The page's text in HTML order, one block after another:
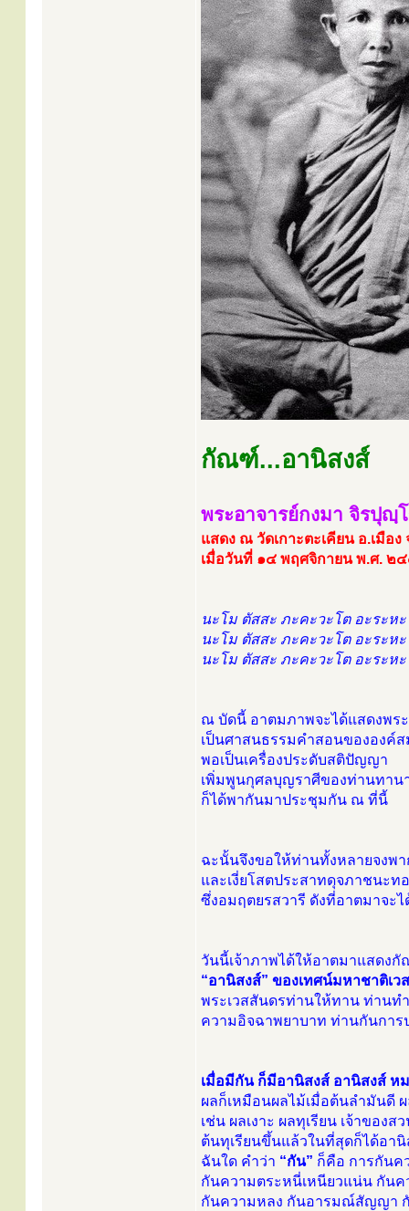
กัณฑ์...อานิสงส์
พระอาจารย์กงมา จิรปุญฺ
แสดง ณ วัดเกาะตะเคียน อ.เมือง
เมื่อวันที่ ๑๔ พฤศจิกายน พ.ศ. ๒
นะโม ตัสสะ ภะคะวะโต อะระห
นะโม ตัสสะ ภะคะวะโต อะระห
นะโม ตัสสะ ภะคะวะโต อะระห
ณ บัดนี้ อาตมภาพจะได้แสดงพร
เป็นศาสนธรรมคำสอนขององค์
พอเป็นเครื่องประดับสติปัญญา
เพิ่มพูนกุศลบุญราศีของท่านทาน
ก็ได้พากันมาประชุมกัน ณ ที่นี้
ฉะนั้นจึงขอให้ท่านทั้งหลายจงพ
และเงี่ยโสตประสาทดุจภาชนะท
ซึ่งอมฤตยรสวารี ดังที่อาตมาจะ
วันนี้เจ้าภาพได้ให้อาตมาแสดง
“อานิสงส์” ของเทศน์มหาชาติเ
พระเวสสันดรท่านให้ทาน ท่าน
ความอิจฉาพยาบาท ท่านกันกา
เมื่อมีกัน ก็มีอานิสงส์ อานิสงส์ ห
ผลก็เหมือนผลไม้เมื่อต้นลำมันดี
เช่น ผลเงาะ ผลทุเรียน เจ้าของส
ต้นทุเรียนขึ้นแล้วในที่สุดก็ได้อา
ฉันใด คำว่า “กัน” ก็คือ การกันค
กันความตระหนี่เหนียวแน่น กัน
กันความหลง กันอารมณ์สัญญา